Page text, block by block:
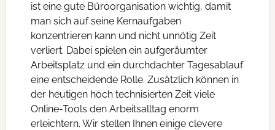
ist eine gute Büroorganisation wichtig, damit
man sich auf seine Kernaufgaben
konzentrieren kann und nicht unnötig Zeit
verliert. Dabei spielen ein aufgeräumter
Arbeitsplatz und ein durchdachter Tagesablauf
eine entscheidende Rolle. Zusätzlich können in
der heutigen hoch technisierten Zeit viele
Online-Tools den Arbeitsalltag enorm
erleichtern. Wir stellen Ihnen einige clevere